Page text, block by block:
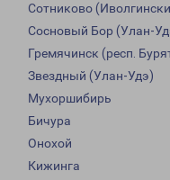
Сотниково
Сосновый Бор (Улан-
Гремячинск (респ.
Звездный (Улан-Удэ)
Мухоршибирь
Бичура
Онохой
Кижинга